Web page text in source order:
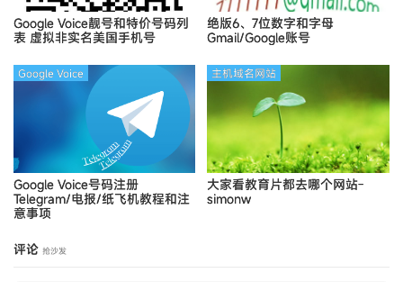
Google Voice靓号和特价号码列
表 虚拟非实名美国手机号
绝版6、7位数字和字母
Gmail/Google账号
Google Voice号码注册
Telegram/电报/纸飞机教程和注
意事项
Google Voice
大家看教育片都去哪个网站-
simonw
主机域名网站
评论 抢沙发